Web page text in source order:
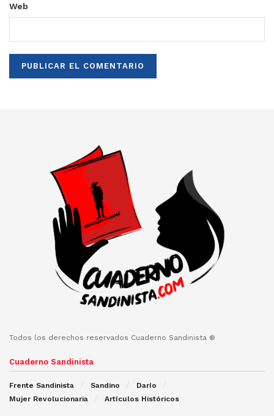
Web
Todos los derechos reservados Cuaderno Sandinista ®
Cuaderno Sandinista
Frente Sandinista Sandino
Darío
Mujer Revolucionaria
Artículos Históricos